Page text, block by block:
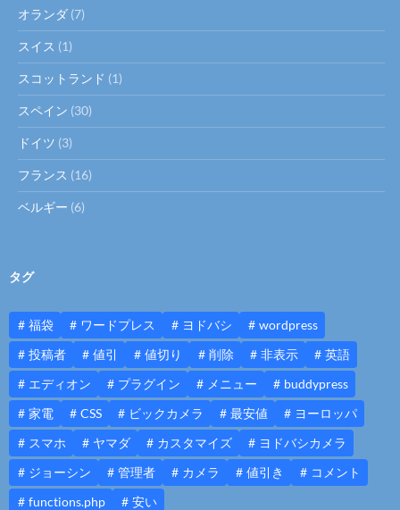
オランダ (7)
スイス (1)
スコットランド (1)
スペイン (30)
ドイツ (3)
フランス (16)
ベルギー (6)
タグ
福袋 ワードプレス ヨドバシ
wordpress
投稿者
値引 値切り 削除 非表示
英語
エディオン
プラグイン メニュー
buddypress
家電
CSS ビックカメラ 最安値
ヨーロッパ
スマホ
ヤマダ カスタマイズ
ヨドバシカメラ
ジョーシン
管理者 カメラ 値引き
コメント
functions.php
安い